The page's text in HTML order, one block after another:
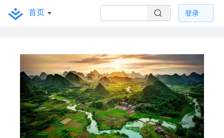
首页 登录